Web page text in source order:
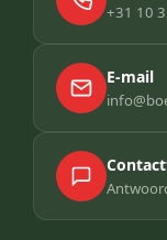
+31 10
E-mail